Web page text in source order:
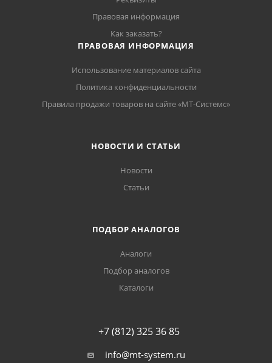
Правовая информация
Как заказать?
ПРАВОВАЯ ИНФОРМАЦИЯ
Использование материалов сайта
Политика конфиденциальности
Правила продажи товаров на сайте «МТ-Системс»
НОВОСТИ И СТАТЬИ
Новости
Статьи
ПОДБОР АНАЛОГОВ
Аналоги
Подбор аналогов
Каталоги
+7 (812) 325 36 85
info@mt-system.ru